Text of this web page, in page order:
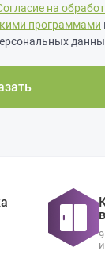
на
программами